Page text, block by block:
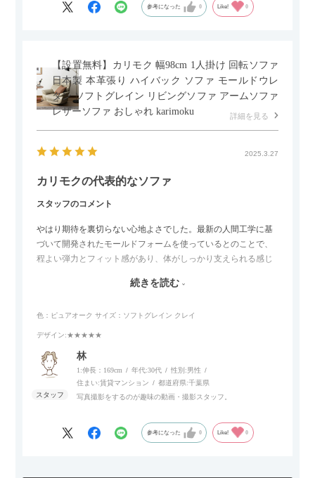
参考になった 0 Like! 0
【設置無料】カリモク 幅98cm 1人掛け 回転ソファ
日本製 本革張り ハイバック ソファ モールドウレ
タン ソフトグレイン リビングソファ アームソファ
レザーソファ おしゃれ karimoku
詳細を見る
2025.3.27
カリモクの代表的なソファ
スタッフのコメント
やはり期待を裏切らない心地よさでした。最新の人間工学に基
づいて開発されたモールドフォームを使っているとのことで、
程よい弾力とフィット感があり、体がしっかり支えられる感じ
リラックスタイムによさそうでした。回転タイプなので、個人
す。
続きを読む
色：ピュアオーク サイズ：ソフトグレイン クレイ
デザイン:★★★★★
林
1:伸長：169cm 年代:30代 性別:男性
住まい:賃貸マンション 都道府県:千葉県
写真撮影をするのが趣味の動画・撮影スタッフ。
参考になった 0 Like! 0